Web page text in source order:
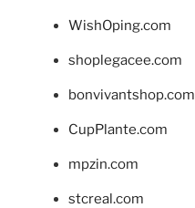
WishOping.com
shoplegacee.com
bonvivantshop.com
CupPlante.com
mpzin.com
stcreal.com